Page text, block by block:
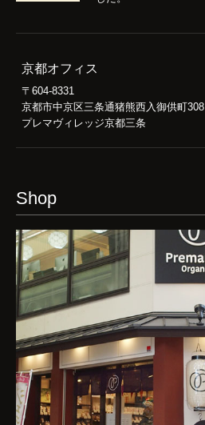
京都オフィス
〒604-8331
京都市中京区三条通猪熊西入御供町308
プレマヴィレッジ京都三条
Shop